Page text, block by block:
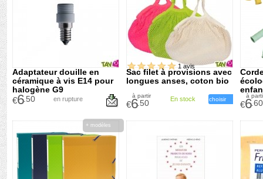
Adaptateur douille en
céramique à vis E14 pour
halogène G9
€6.50 en rupture
Sac filet à provisions avec
longues anses, coton bio
à partir
€6.50 En stock choisir
1 avis
à
€6.60
+ modèles